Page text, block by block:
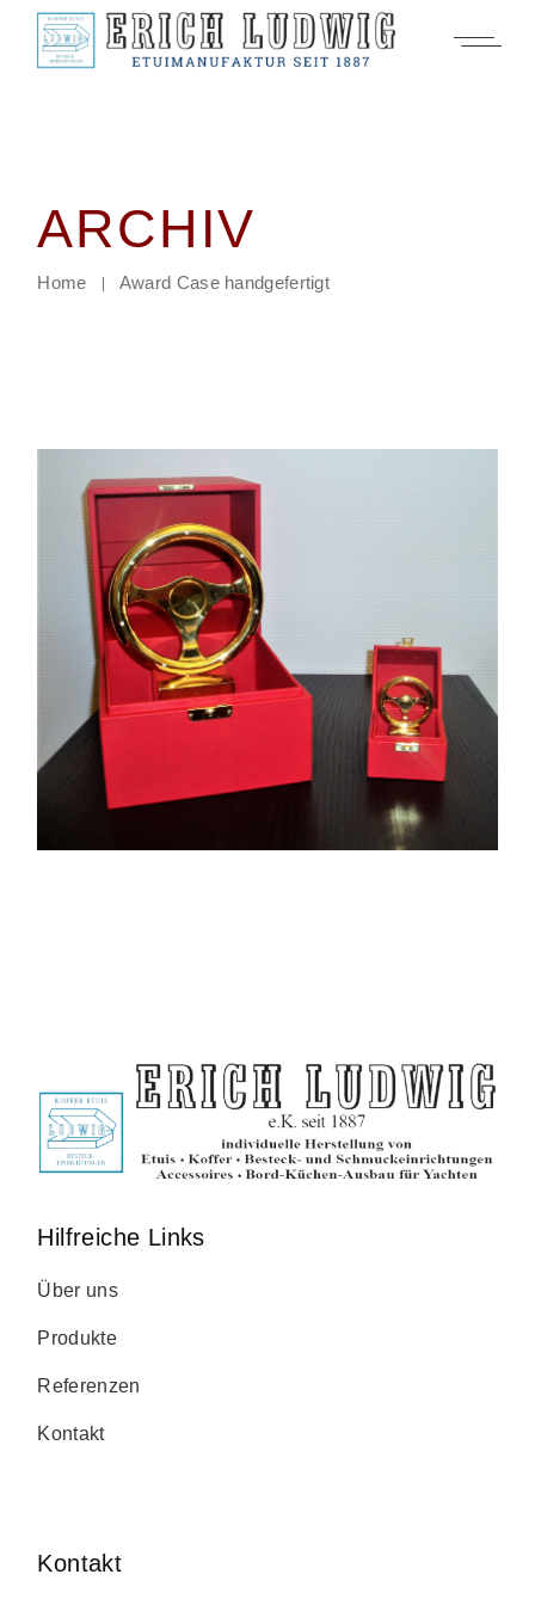
Zum
Inhalt
springen
ARCHIV
Home Award Case handgefertigt
Pokale
Etuis
Hilfreiche Links
Über uns
Produkte
Referenzen
Kontakt
Kontakt